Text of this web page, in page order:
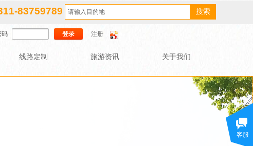
搜索
83759789
码 登录 注册
线路定制 旅游资讯 关于我们
客服